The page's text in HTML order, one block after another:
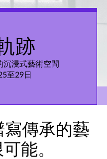
跡
沉浸式藝術空間
至29日
傳承的藝
能。